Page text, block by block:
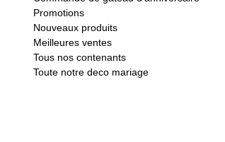
Promotions
Nouveaux produits
Meilleures ventes
Tous nos contenants
Toute notre deco mariage